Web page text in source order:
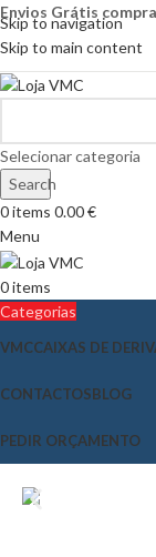
Skip to navigation
Skip to main content
Envios Grátis
Selecionar categoria
Search
0items 0.00€
Menu
0items
Categorias
VMCCAIXAS DE
CONTACTOSBLOG
PEDIR ORÇAMENTO